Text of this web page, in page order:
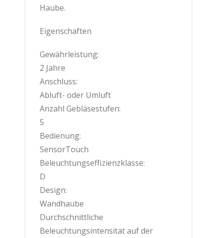
Haube.
Eigenschaften
Gewährleistung:
2 Jahre
Anschluss:
Abluft- oder Umluft
Anzahl Gebläsestufen:
5
Bedienung:
SensorTouch
Beleuchtungseffizienzklasse:
D
Design:
Wandhaube
Durchschnittliche
Beleuchtungsintensität auf der